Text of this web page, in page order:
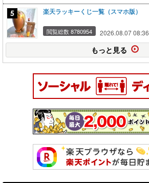
楽天ラッキーくじ一覧（スマホ版）
閲覧総数 8780954 2026.08.07 08:36
もっと見る